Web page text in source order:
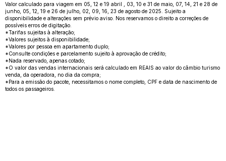
Valor calculado para viagem em 05, 12 e 19 abril , 03, 10 e 31 de maio, 07, 14, 21 e 28 de
junho, 05, 12, 19 e 26 de julho, 02, 09, 16, 23 de agosto de 2025. Sujeito a
disponibilidade e alterações sem prévio aviso. Nos reservamos o direito a correções de
possíveis erros de digitação.
*Tarifas sujeitas à alteração;
*Valores sujeitos à disponibilidade;
*Valores por pessoa em apartamento duplo;
*Consulte condições e parcelamento sujeito à aprovação de crédito;
*Nada reservado, apenas cotado;
*O valor das vendas internacionais será calculado em REAIS ao valor do câmbio turismo
venda, da operadora, no dia da compra;
*Para a emissão do pacote, necessitamos o nome completo, CPF e data de nascimento de
todos os passageiros.